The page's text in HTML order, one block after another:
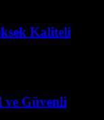
Kaliteli
ve Güvenli